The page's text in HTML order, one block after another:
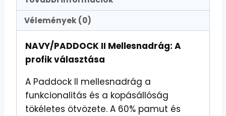
Vélemények (0)
NAVY/PADDOCK II Mellesnadrág: A
profik választása
A Paddock II mellesnadrág a
funkcionalitás és a kopásállóság
tökéletes ötvözete. A 60% pamut és